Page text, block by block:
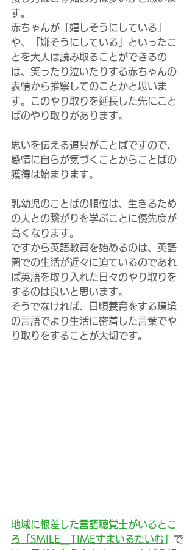
す。
赤ちゃんが「嬉しそうにしている」
や、「嫌そうにしている」といったこ
とを大人は読み取ることができるの
は、笑ったり泣いたりする赤ちゃんの
表情から推察してのことかと思いま
す。このやり取りを延長した先にこと
ばのやり取りがあります。
思いを伝える道具がことばですので、
感情に自らが気づくことからことばの
獲得は始まります。
乳幼児のことばの順位は、生きるため
の人との繋がりを学ぶことに優先度が
高くなります。
ですから英語教育を始めるのは、英語
圏での生活が近々に迫ているのであれ
ば英語を取り入れた日々のやり取りを
するのは良いと思います。
そうでなければ、日頃養育をする環境
の言語でより生活に密着した言葉でや
り取りをすることが大切です。
地域に根差した言語聴覚士がいるとこ
ろ「SMILE＿TIMEすまいるたいむ
で